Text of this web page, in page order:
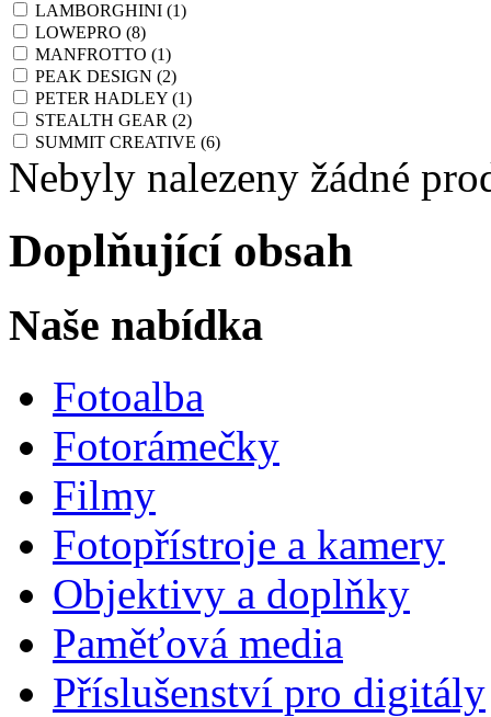
LAMBORGHINI (1)
LOWEPRO (8)
MANFROTTO (1)
PEAK DESIGN (2)
PETER HADLEY (1)
STEALTH GEAR (2)
SUMMIT CREATIVE (6)
Nebyly nalezeny žádné
Doplňující obsah
Naše nabídka
Fotoalba
Fotorámečky
Filmy
Fotopřístroje a kamery
Objektivy a doplňky
Paměťová media
Příslušenství pro digitály